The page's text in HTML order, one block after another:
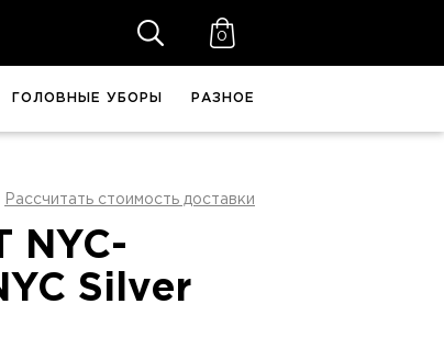
0
ГОЛОВНЫЕ УБОРЫ РАЗНОЕ
Рассчитать стоимость доставки
NYC-
Silver